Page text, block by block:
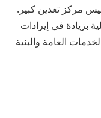
مركز تعدين كبير.
بزيادة في إيرادات
العامة والبنية